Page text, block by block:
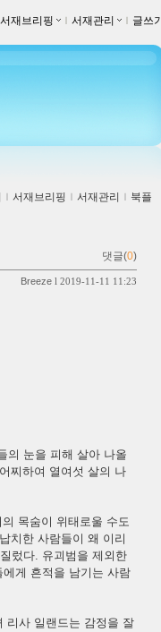
서재브리핑 ｌ 서재관리 ｌ 글쓰기
ｌ 서재브리핑 ｌ 서재관리 ｌ 북플
댓글(0)
Breeze l 2019-11-11 11:23
의 눈을 피해 살아 나올
찌하여 열여섯 살의 나
목숨이 위태로울 수도
치한 사람들이 왜 이리
렀다. 유괴범을 제외한
게 흔적을 남기는 사람
리사 일랜드는 감정을 잘